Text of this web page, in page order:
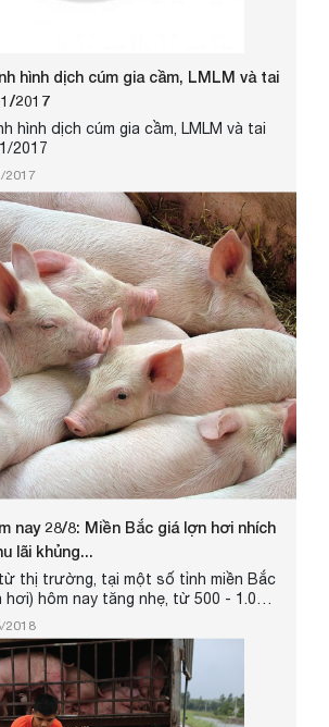
hình dịch cúm gia cầm, LMLM và tai
2017
hình dịch cúm gia cầm, LMLM và tai
2017
2017
nay 28/8: Miền Bắc giá lợn hơi nhích
lãi khủng...
thị trường, tại một số tỉnh miền Bắc
hôm nay tăng nhẹ, từ 500 - 1.000
ngày trước. Hiện nhiều chủ trang trại
tại chuồng với giá bình quân từ
đồng/kg. Với diễn biến tăng giá của
qua, mảng chăn nuôi heo đã đóng
cho các "đại gia" chăn nuôi, trong
2018